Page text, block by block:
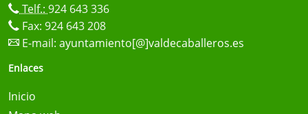
Telf.: 924 643 336
Fax: 924 643 208
E-mail: ayuntamiento[@]valdecaballeros.es
Enlaces
Inicio